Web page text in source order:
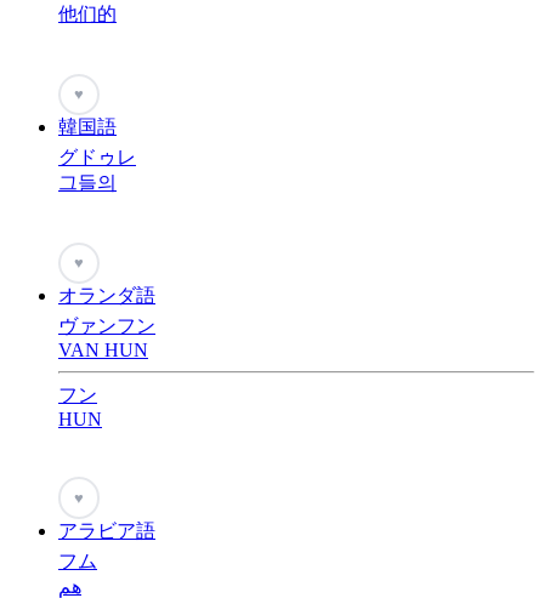
他们的
♥
韓国語
グドゥレ
그들의
♥
オランダ語
ヴァンフン
VAN HUN
フン
HUN
♥
アラビア語
フム
هم